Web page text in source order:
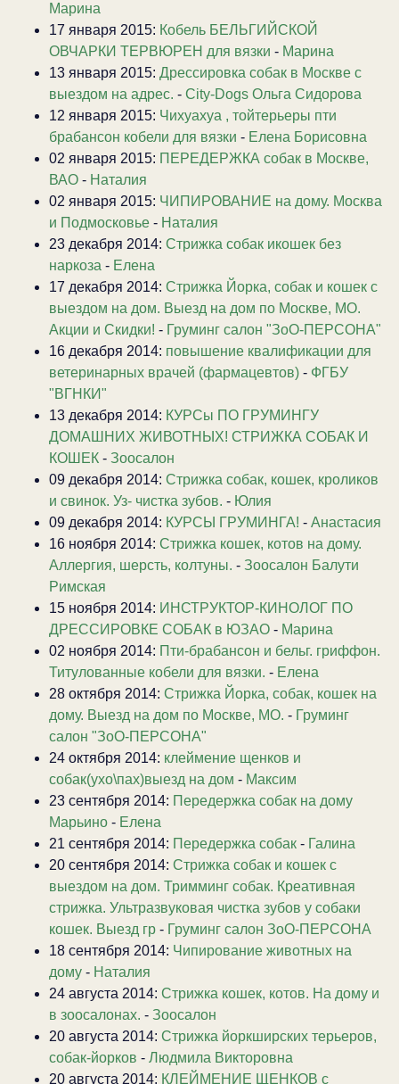
Марина
17 января 2015: Кобель БЕЛЬГИЙСКОЙ
ОВЧАРКИ ТЕРВЮРЕН для вязки - Марина
13 января 2015: Дрессировка собак в Москве с
выездом на адрес. - City-Dogs Ольга Сидорова
12 января 2015: Чихуахуа , тойтерьеры пти
брабансон кобели для вязки - Елена Борисовна
02 января 2015: ПЕРЕДЕРЖКА собак в Москве,
ВАО - Наталия
02 января 2015: ЧИПИРОВАНИЕ на дому. Москва
и Подмосковье - Наталия
23 декабря 2014: Стрижка собак икошек без
наркоза - Елена
17 декабря 2014: Стрижка Йорка, собак и кошек с
выездом на дом. Выезд на дом по Москве, МО.
Акции и Скидки! - Груминг салон "ЗоО-ПЕРСОНА"
16 декабря 2014: повышение квалификации для
ветеринарных врачей (фармацевтов) - ФГБУ
"ВГНКИ"
13 декабря 2014: КУРСы ПО ГРУМИНГУ
ДОМАШНИХ ЖИВОТНЫХ! СТРИЖКА СОБАК И
КОШЕК - Зоосалон
09 декабря 2014: Стрижка собак, кошек, кроликов
и свинок. Уз- чистка зубов. - Юлия
09 декабря 2014: КУРСЫ ГРУМИНГА! - Анастасия
16 ноября 2014: Стрижка кошек, котов на дому.
Аллергия, шерсть, колтуны. - Зоосалон Балути
Римская
15 ноября 2014: ИНСТРУКТОР-КИНОЛОГ ПО
ДРЕССИРОВКЕ СОБАК в ЮЗАО - Марина
02 ноября 2014: Пти-брабансон и бельг. гриффон.
Титулованные кобели для вязки. - Елена
28 октября 2014: Стрижка Йорка, собак, кошек на
дому. Выезд на дом по Москве, МО. - Груминг
салон "ЗоО-ПЕРСОНА"
24 октября 2014: клеймение щенков и
собак(ухо\пах)выезд на дом - Максим
23 сентября 2014: Передержка собак на дому
Марьино - Елена
21 сентября 2014: Передержка собак - Галина
20 сентября 2014: Стрижка собак и кошек с
выездом на дом. Тримминг собак. Креативная
стрижка. Ультразвуковая чистка зубов у собаки
кошек. Выезд гр - Груминг салон ЗоО-ПЕРСОНА
18 сентября 2014: Чипирование животных на
дому - Наталия
24 августа 2014: Стрижка кошек, котов. На дому и
в зоосалонах. - Зоосалон
20 августа 2014: Стрижка йоркширских терьеров,
собак-йорков - Людмила Викторовна
20 августа 2014: КЛЕЙМЕНИЕ ЩЕНКОВ с